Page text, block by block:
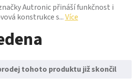
Autronic přináší funkčnost i
konstrukce s...Více
tohoto produktu již skončil